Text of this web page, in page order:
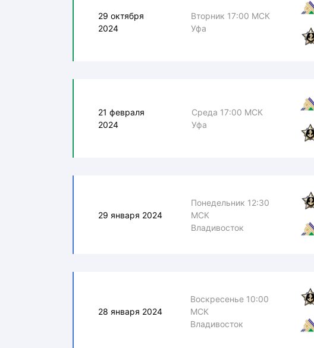
29 октября
2024
Вторник 17:00 МСК
Уфа
21 февраля
2024
Среда 17:00 МСК
Уфа
29 января 2024
Понедельник 12:30
МСК
Владивосток
28 января 2024
Воскресенье 10:00
МСК
Владивосток